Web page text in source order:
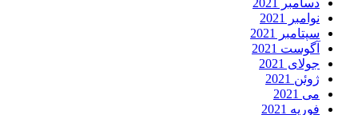
نوامبر 2021
سپتامبر 2021
آگوست 2021
جولای 2021
ژوئن 2021
می 2021
فوریه 2021